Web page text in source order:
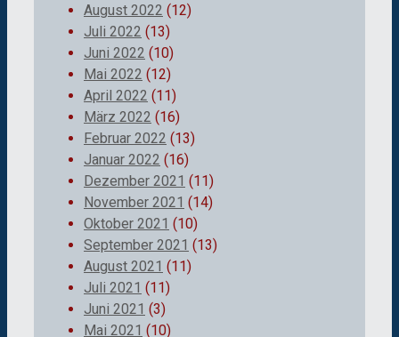
August 2022 (12)
Juli 2022 (13)
Juni 2022 (10)
Mai 2022 (12)
April 2022 (11)
März 2022 (16)
Februar 2022 (13)
Januar 2022 (16)
Dezember 2021 (11)
November 2021 (14)
Oktober 2021 (10)
September 2021 (13)
August 2021 (11)
Juli 2021 (11)
Juni 2021 (3)
Mai 2021 (10)